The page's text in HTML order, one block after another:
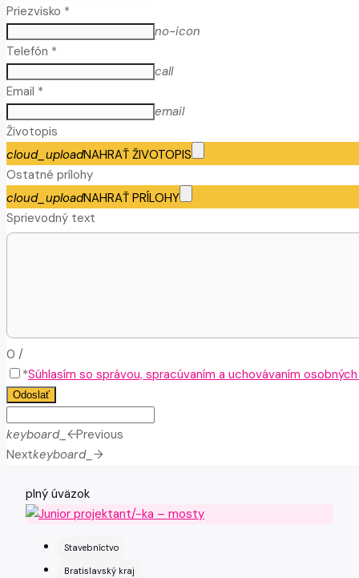
Priezvisko *
no-icon
Telefón *
call
Email *
email
Životopis
cloud_uploadNAHRAŤ ŽIVOTOPIS
Ostatné prílohy
cloud_uploadNAHRAŤ PRÍLOHY
Sprievodný text
0 /
*Súhlasím so správou, spracúvaním a uchovávaním
Odoslať
keyboard_arrow_leftPrevious
Nextkeyboard_arrow_right
plný úväzok
Stavebníctvo
Bratislavský kraj